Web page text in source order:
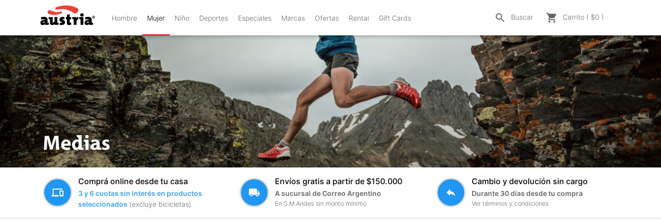
Hombre Mujer Niño Deportes Especiales Marcas Ofertas Rental Gift Cards search Buscar shopping_cart Carrito ( $0 )
Medias
devices
Comprá online desde tu casa
3 y 6 cuotas sin interés en productos
seleccionados (excluye bicicletas)
local_shipping
Envíos gratis a partir de $150.000
A sucursal de Correo Argentino
En S.M.Andes sin monto mínimo
reply
Cambio y devolución sin cargo
Durante 30 días desde tu compra
Ver términos y condiciones